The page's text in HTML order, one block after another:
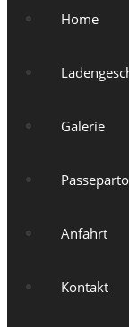
Home
Galerie
Anfahrt
Kontakt